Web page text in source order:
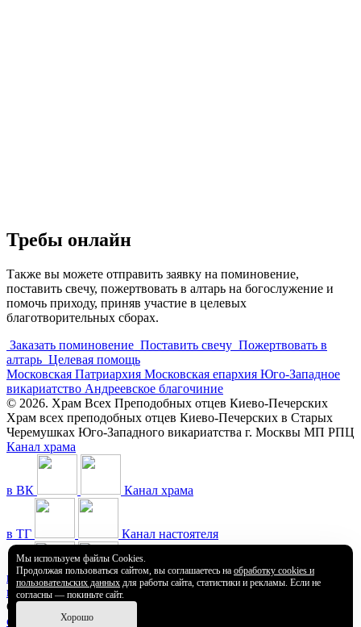
Требы онлайн
Также вы можете отправить заявку на поминовение,
поставить свечу, пожертвовать в алтарь на богослужение и
помочь приходу, приняв участие в целевых
благотворительных сборах.
Заказать поминовение Поставить свечу Пожертвовать в
алтарь Целевая помощь
Московская Патриархия Московская епархия Юго-Западное
викариатство Андреевское благочиние
© 2026. Храм Всех Преподобных отцев Киево-Печерских
Храм всех преподобных отцев Киево-Печерских в Старых
Черемушках Юго-Западного викариатства г. Москвы МП РПЦ
Канал храма
в ВК Канал храма
в ТГ Канал настоятеля
в ТГ
Канал храма
на YouTube
Старый сайт в архиве и доступен по ссылке
old.lavravcheremushkah.ru
Мы используем файлы Cookies.
Продолжая пользоваться сайтом, вы соглашаетесь на обработку cookies и
пользовательских данных для работы сайта, статистики и рекламы. Если не
согласны — покиньте сайт.
Хорошо